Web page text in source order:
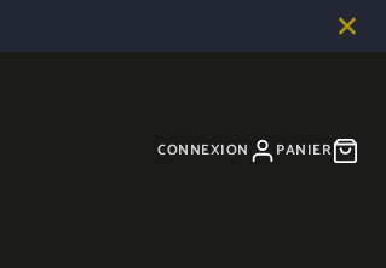
CONNEXION PANIER